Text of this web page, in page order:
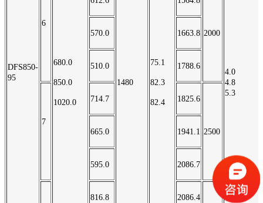
DFS850-
95
680.0
850.0
1020.0
1480
75.1
82.3
82.4
4.0
4.8
5.3
6
2000
570.0 1663.8
510.0 1788.6
7
714.7 1825.6
2500
665.0 1941.1
595.0 2086.7
816.8 2086.4